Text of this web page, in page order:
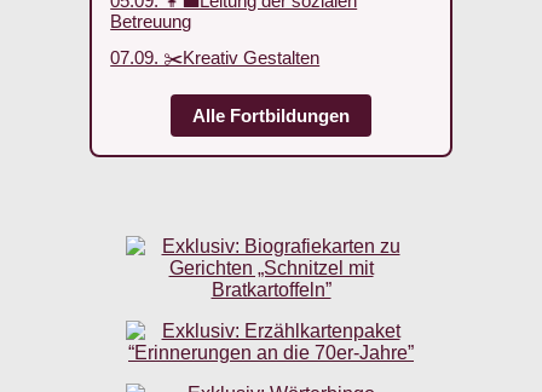
Betreuung
07.09. ✂️Kreativ Gestalten
Alle Fortbildungen